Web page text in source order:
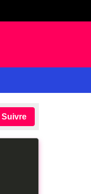
Suivre